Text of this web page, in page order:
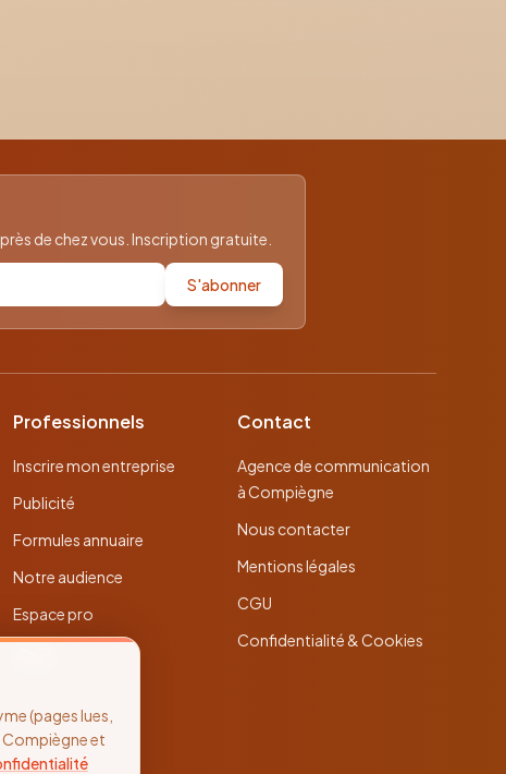
de chez vous. Inscription gratuite.
S'abonner
Professionnels
Inscrire mon entreprise
Publicité
Formules annuaire
Notre audience
Espace pro
Contact
Agence de communication
à Compiègne
Nous contacter
Mentions légales
CGU
Confidentialité & Cookies
(pages lues,
et